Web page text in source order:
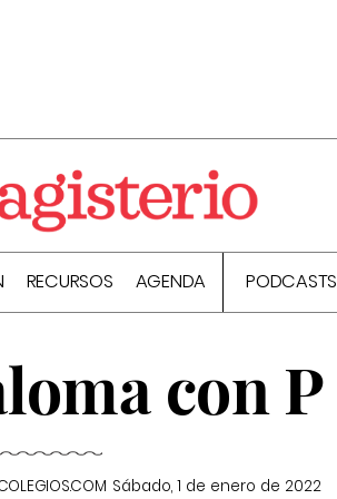
RECURSOS AGENDA PODCASTS
con P
Sábado, 1 de enero de 2022